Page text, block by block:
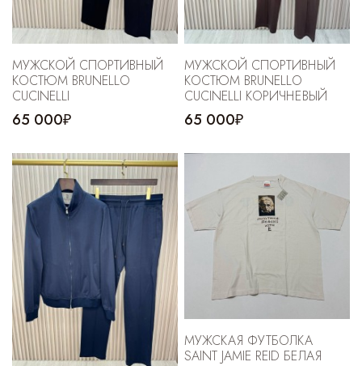
МУЖСКОЙ СПОРТИВНЫЙ
КОСТЮМ BRUNELLO
CUCINELLI
65 000₽
МУЖСКОЙ СПОРТИВНЫЙ
КОСТЮМ BRUNELLO
CUCINELLI КОРИЧНЕВЫЙ
65 000₽
МУЖСКАЯ ФУТБОЛКА
SAINT JAMIE REID БЕЛАЯ